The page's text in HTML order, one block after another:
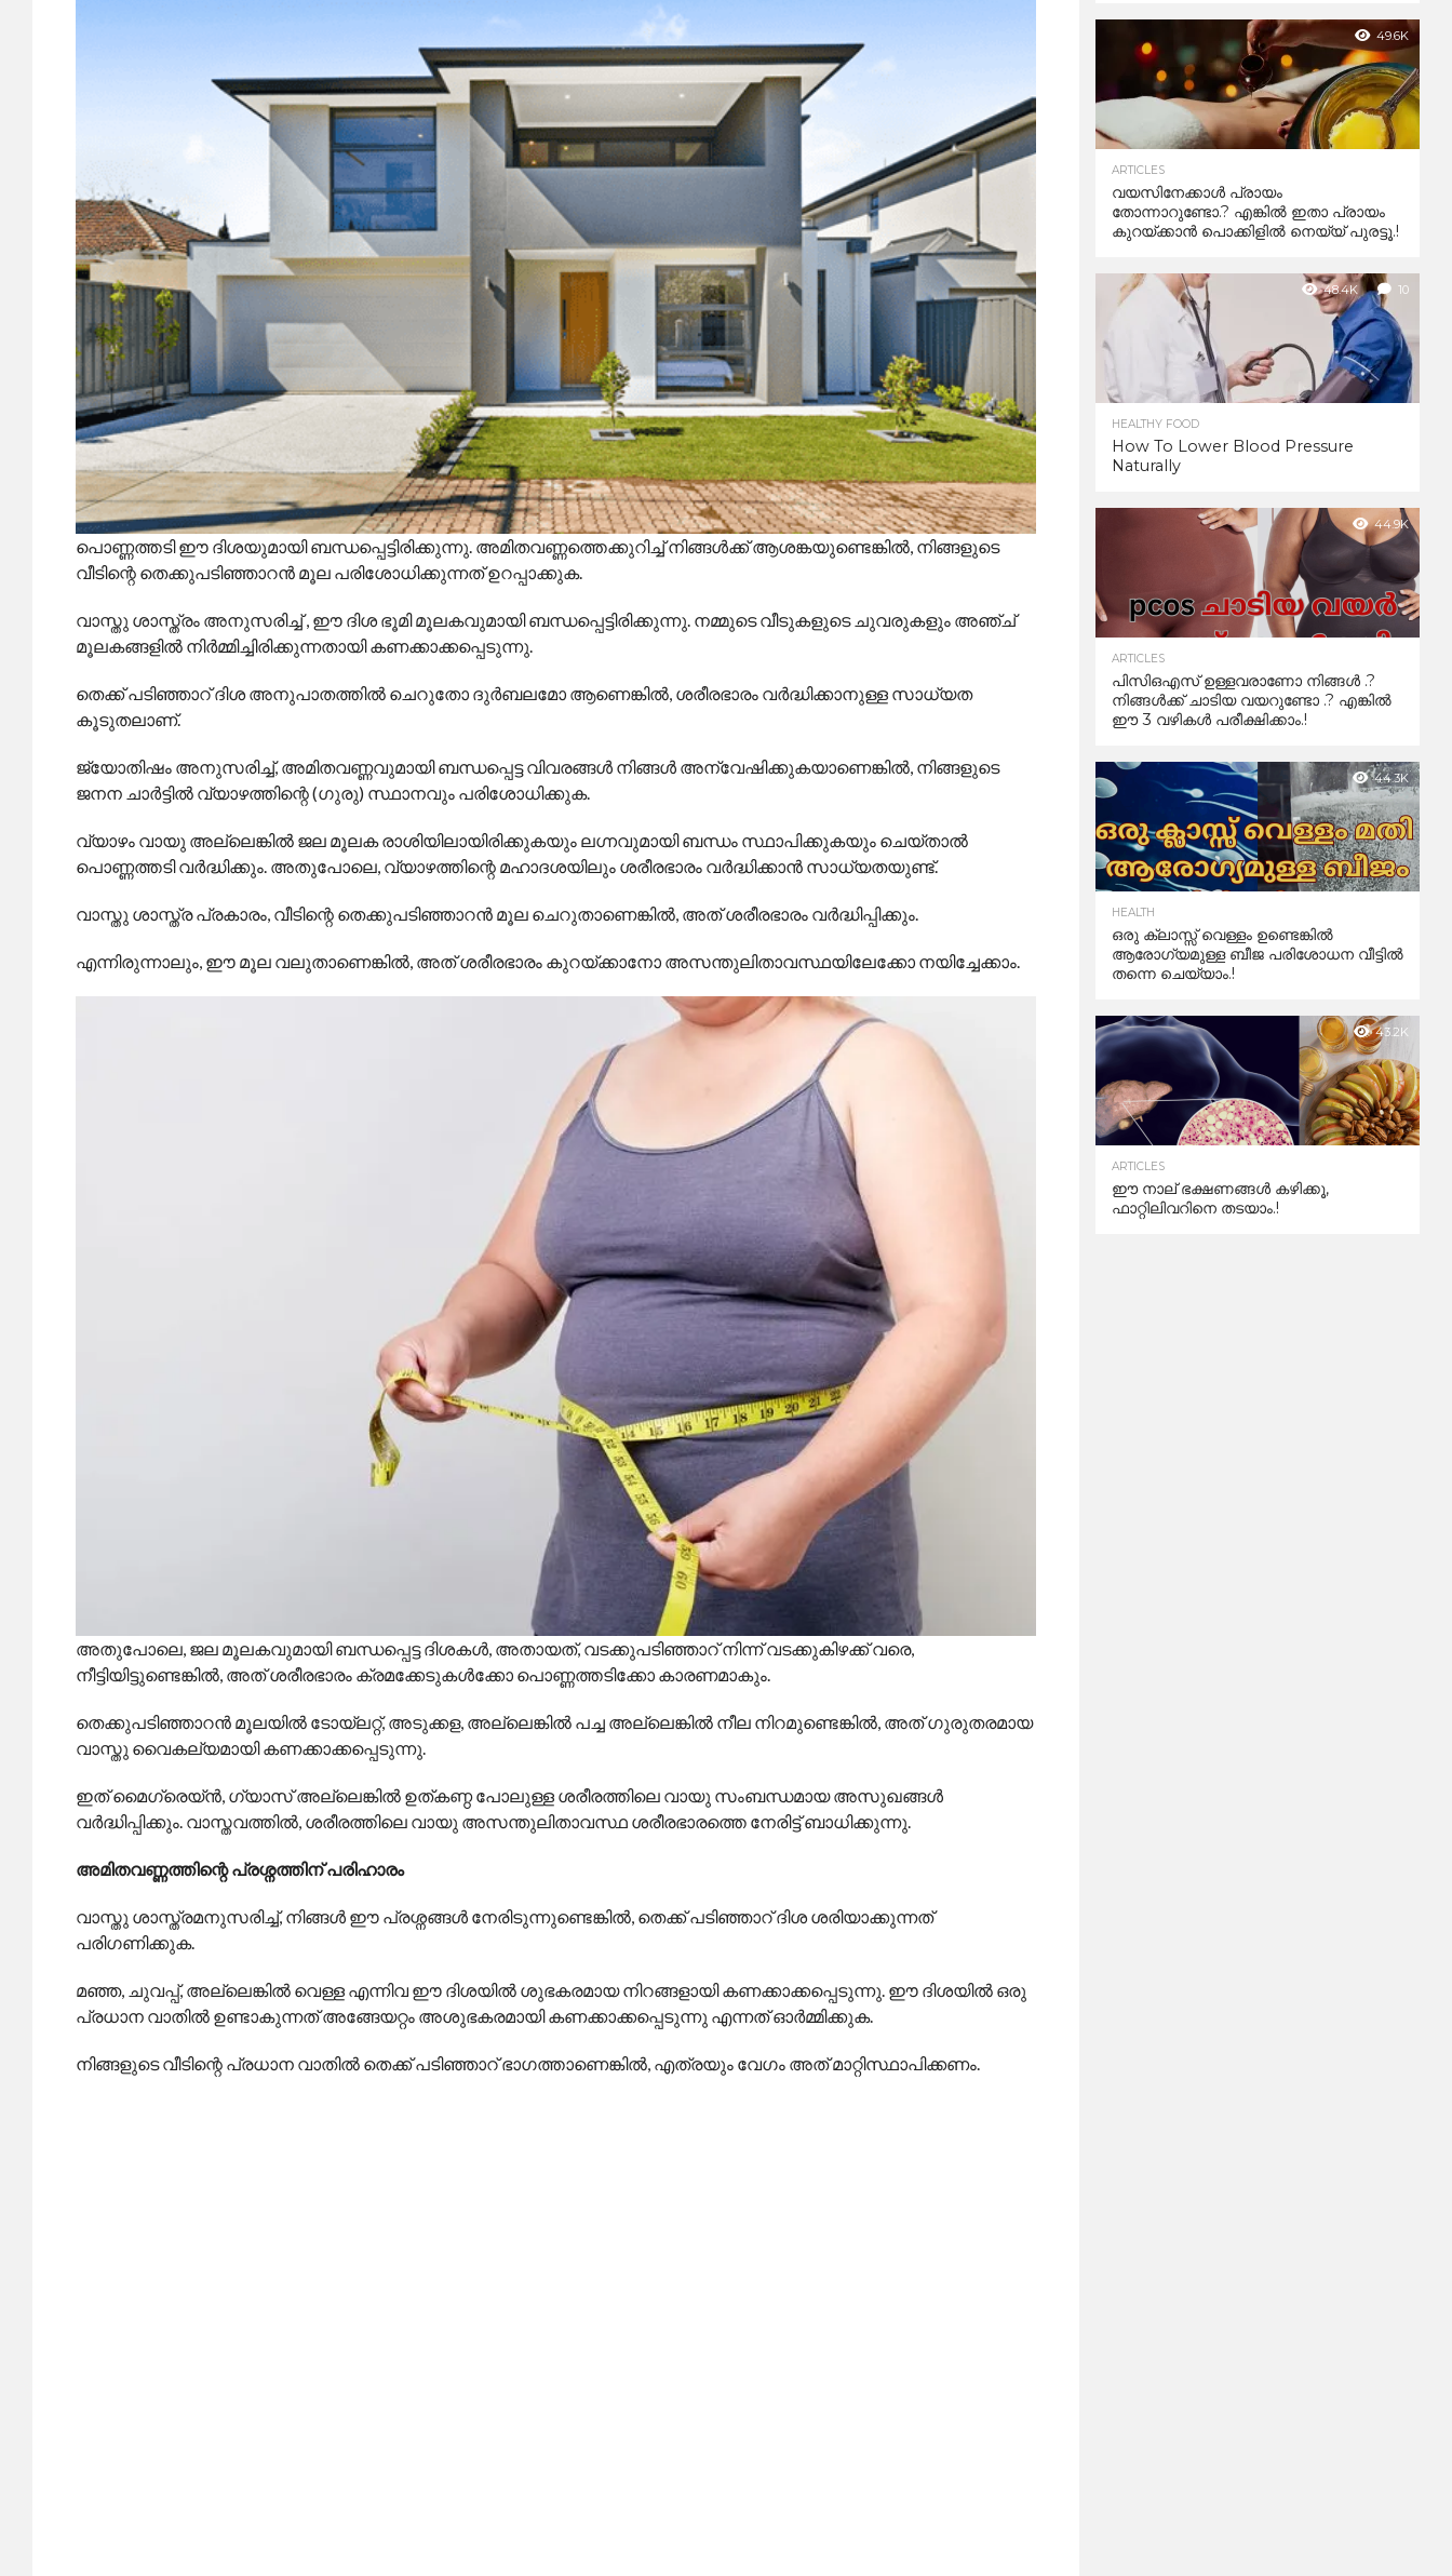
പൊണ്ണത്തടി ഈ ദിശയുമായി ബന്ധപ്പെട്ടിരിക്കുന്നു. അമിതവണ്ണത്തെക്കുറിച്ച് നിങ്ങൾക്ക് ആശങ്കയുണ്ടെങ്കിൽ, നിങ്ങളുടെ
വീടിന്റെ തെക്കുപടിഞ്ഞാറൻ മൂല പരിശോധിക്കുന്നത് ഉറപ്പാക്കുക.
വാസ്തു ശാസ്ത്രം അനുസരിച്ച് , ഈ ദിശ ഭൂമി മൂലകവുമായി ബന്ധപ്പെട്ടിരിക്കുന്നു. നമ്മുടെ വീടുകളുടെ ചുവരുകളും അഞ്ച്
മൂലകങ്ങളിൽ നിർമ്മിച്ചിരിക്കുന്നതായി കണക്കാക്കപ്പെടുന്നു.
തെക്ക് പടിഞ്ഞാറ് ദിശ അനുപാതത്തിൽ ചെറുതോ ദുർബലമോ ആണെങ്കിൽ, ശരീരഭാരം വർദ്ധിക്കാനുള്ള സാധ്യത
കൂടുതലാണ്.
ജ്യോതിഷം അനുസരിച്ച്, അമിതവണ്ണവുമായി ബന്ധപ്പെട്ട വിവരങ്ങൾ നിങ്ങൾ അന്വേഷിക്കുകയാണെങ്കിൽ, നിങ്ങളുടെ
ജനന ചാർട്ടിൽ വ്യാഴത്തിന്റെ (ഗുരു) സ്ഥാനവും പരിശോധിക്കുക.
വ്യാഴം വായു അല്ലെങ്കിൽ ജല മൂലക രാശിയിലായിരിക്കുകയും ലഗ്നവുമായി ബന്ധം സ്ഥാപിക്കുകയും ചെയ്താൽ
പൊണ്ണത്തടി വർദ്ധിക്കും. അതുപോലെ, വ്യാഴത്തിന്റെ മഹാദശയിലും ശരീരഭാരം വർദ്ധിക്കാൻ സാധ്യതയുണ്ട്.
വാസ്തു ശാസ്ത്ര പ്രകാരം, വീടിന്റെ തെക്കുപടിഞ്ഞാറൻ മൂല ചെറുതാണെങ്കിൽ, അത് ശരീരഭാരം വർദ്ധിപ്പിക്കും.
എന്നിരുന്നാലും, ഈ മൂല വലുതാണെങ്കിൽ, അത് ശരീരഭാരം കുറയ്ക്കാനോ അസന്തുലിതാവസ്ഥയിലേക്കോ നയിച്ചേക്കാം.
അതുപോലെ, ജല മൂലകവുമായി ബന്ധപ്പെട്ട ദിശകൾ, അതായത്, വടക്കുപടിഞ്ഞാറ് നിന്ന് വടക്കുകിഴക്ക് വരെ,
നീട്ടിയിട്ടുണ്ടെങ്കിൽ, അത് ശരീരഭാരം ക്രമക്കേടുകൾക്കോ ​​പൊണ്ണത്തടിക്കോ കാരണമാകും.
തെക്കുപടിഞ്ഞാറൻ മൂലയിൽ ടോയ്‌ലറ്റ്, അടുക്കള, അല്ലെങ്കിൽ പച്ച അല്ലെങ്കിൽ നീല നിറമുണ്ടെങ്കിൽ, അത് ഗുരുതരമായ
വാസ്തു വൈകല്യമായി കണക്കാക്കപ്പെടുന്നു.
ഇത് മൈഗ്രെയ്ൻ, ഗ്യാസ് അല്ലെങ്കിൽ ഉത്കണ്ഠ പോലുള്ള ശരീരത്തിലെ വായു സംബന്ധമായ അസുഖങ്ങൾ
വർദ്ധിപ്പിക്കും. വാസ്തവത്തിൽ, ശരീരത്തിലെ വായു അസന്തുലിതാവസ്ഥ ശരീരഭാരത്തെ നേരിട്ട് ബാധിക്കുന്നു.
അമിതവണ്ണത്തിന്റെ പ്രശ്നത്തിന് പരിഹാരം
വാസ്തു ശാസ്ത്രമനുസരിച്ച്, നിങ്ങൾ ഈ പ്രശ്നങ്ങൾ നേരിടുന്നുണ്ടെങ്കിൽ, തെക്ക് പടിഞ്ഞാറ് ദിശ ശരിയാക്കുന്നത്
പരിഗണിക്കുക.
മഞ്ഞ, ചുവപ്പ്, അല്ലെങ്കിൽ വെള്ള എന്നിവ ഈ ദിശയിൽ ശുഭകരമായ നിറങ്ങളായി കണക്കാക്കപ്പെടുന്നു. ഈ ദിശയിൽ ഒരു
പ്രധാന വാതിൽ ഉണ്ടാകുന്നത് അങ്ങേയറ്റം അശുഭകരമായി കണക്കാക്കപ്പെടുന്നു എന്നത് ഓർമ്മിക്കുക.
നിങ്ങളുടെ വീടിന്റെ പ്രധാന വാതിൽ തെക്ക് പടിഞ്ഞാറ് ഭാഗത്താണെങ്കിൽ, എത്രയും വേഗം അത് മാറ്റിസ്ഥാപിക്കണം.
49.6K
ARTICLES
വയസിനേക്കാൾ പ്രായം
തോന്നാറുണ്ടോ.? എങ്കിൽ ഇതാ പ്രായം
കുറയ്ക്കാന്‍ പൊക്കിളില്‍ നെയ്യ് പുരട്ടൂ.!
48.4K 10
HEALTHY FOOD
How To Lower Blood Pressure
Naturally
44.9K
ARTICLES
പിസിഒഎസ് ഉള്ളവരാണോ നിങ്ങൾ .?
നിങ്ങൾക്ക് ചാടിയ വയറുണ്ടോ .? എങ്കിൽ
ഈ 3 വഴികൾ പരീക്ഷിക്കാം.!
44.3K
HEALTH
ഒരു ക്ലാസ്സ് വെള്ളം ഉണ്ടെങ്കിൽ
ആരോഗ്യമുള്ള ബീജ പരിശോധന വീട്ടിൽ
തന്നെ ചെയ്യാം.!
43.2K
ARTICLES
ഈ നാല് ഭക്ഷണങ്ങൾ കഴിക്കൂ,
ഫാറ്റിലിവറിനെ തടയാം.!